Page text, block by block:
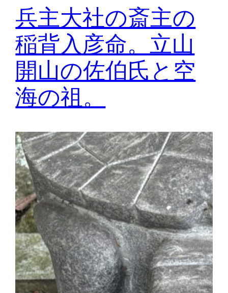
兵主大社の斎主の
稲背入彦命。立山
開山の佐伯氏と空
海の祖。